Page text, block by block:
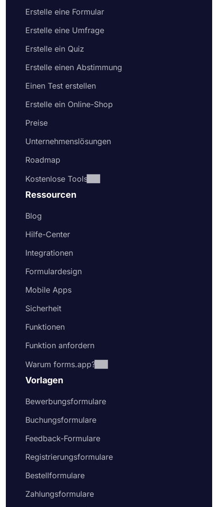
Erstelle eine Formular
Erstelle eine Umfrage
Erstelle ein Quiz
Erstelle einen Abstimmung
Einen Test erstellen
Erstelle ein Online-Shop
Preise
Unternehmenslösungen
Roadmap
Kostenlose Tools
Ressourcen
Blog
Hilfe-Center
Integrationen
Formulardesign
Mobile Apps
Sicherheit
Funktionen
Funktion anfordern
Warum forms.app?
Vorlagen
Bewerbungsformulare
Buchungsformulare
Feedback-Formulare
Registrierungsformulare
Bestellformulare
Zahlungsformulare